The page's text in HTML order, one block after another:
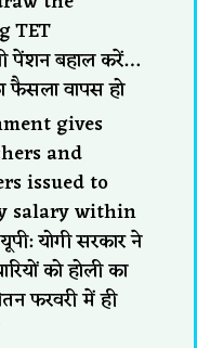
TET
पेंशन बहाल करें…
फैसला वापस हो
gives
and
issued to
salary within
योगी सरकार ने
को होली का
फरवरी में ही